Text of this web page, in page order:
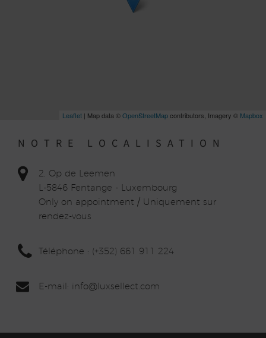
Leaflet | Map data ©OpenStreetMapcontributors, Imagery © Mapbox
NOTRE LOCALISATION
2, Op de Leemen
L-5846 Fentange - Luxembourg
Only on appointment / Uniquement sur
rendez-vous
Téléphone : (+352) 661 911 224
E-mail: info@luxsellect.com